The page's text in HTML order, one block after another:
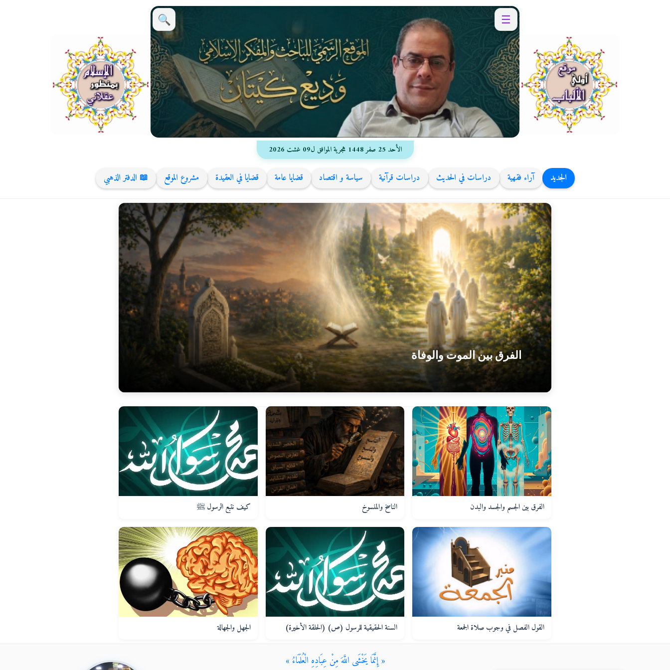
☰
🔍
الأحد 25 صفر 1448 هجرية الموافق ل09 غشت 2026
الجديد آراء فقهية دراسات في الحديث دراسات قرآنية سياسة و اقتصاد قضايا عامة قضايا في العقيدة مشروع الموقع 📖 الدفتر الذهبي
الفرق بين الموت والوفاة
الفرق بين الجسم والجسد والبدن الناسخ والمنسوخ كيف نتبع الرسول ﷺ
القول الفصل في وجوب صلاة الجمعة السنة الحقيقية للرسول (ص) (الحلقة الأخيرة) الجهل والجهالة
« إِنَّمَا يَخْشَى اللَّهَ مِنْ عِبَادِهِ الْعُلَمَاءُ »